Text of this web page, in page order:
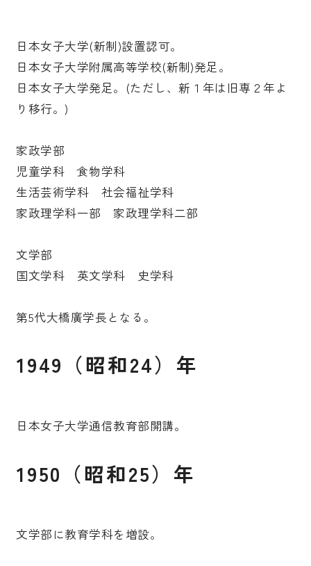
日本女子大学(新制)設置認可。
日本女子大学附属高等学校(新制)発足。
日本女子大学発足。(ただし、新１年は旧専２年よ
り移行。)
家政学部
児童学科 食物学科
生活芸術学科 社会福祉学科
家政理学科一部 家政理学科二部
文学部
国文学科 英文学科 史学科
第5代大橋廣学長となる。
1949（昭和24）年
日本女子大学通信教育部開講。
1950（昭和25）年
文学部に教育学科を増設。